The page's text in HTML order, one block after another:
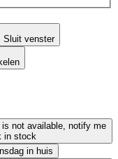
Sluit venster
not available, notify me
in stock
in huis